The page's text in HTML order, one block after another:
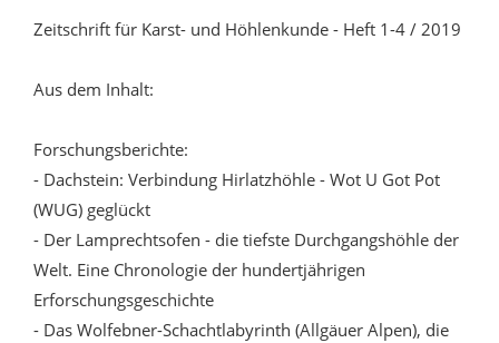
Zeitschrift für Karst- und Höhlenkunde - Heft 1-4 / 2019
Aus dem Inhalt:
Forschungsberichte:
- Dachstein: Verbindung Hirlatzhöhle - Wot U Got Pot
(WUG) geglückt
- Der Lamprechtsofen - die tiefste Durchgangshöhle der
Welt. Eine Chronologie der hundertjährigen
Erforschungsgeschichte
- Das Wolfebner-Schachtlabyrinth (Allgäuer Alpen), die